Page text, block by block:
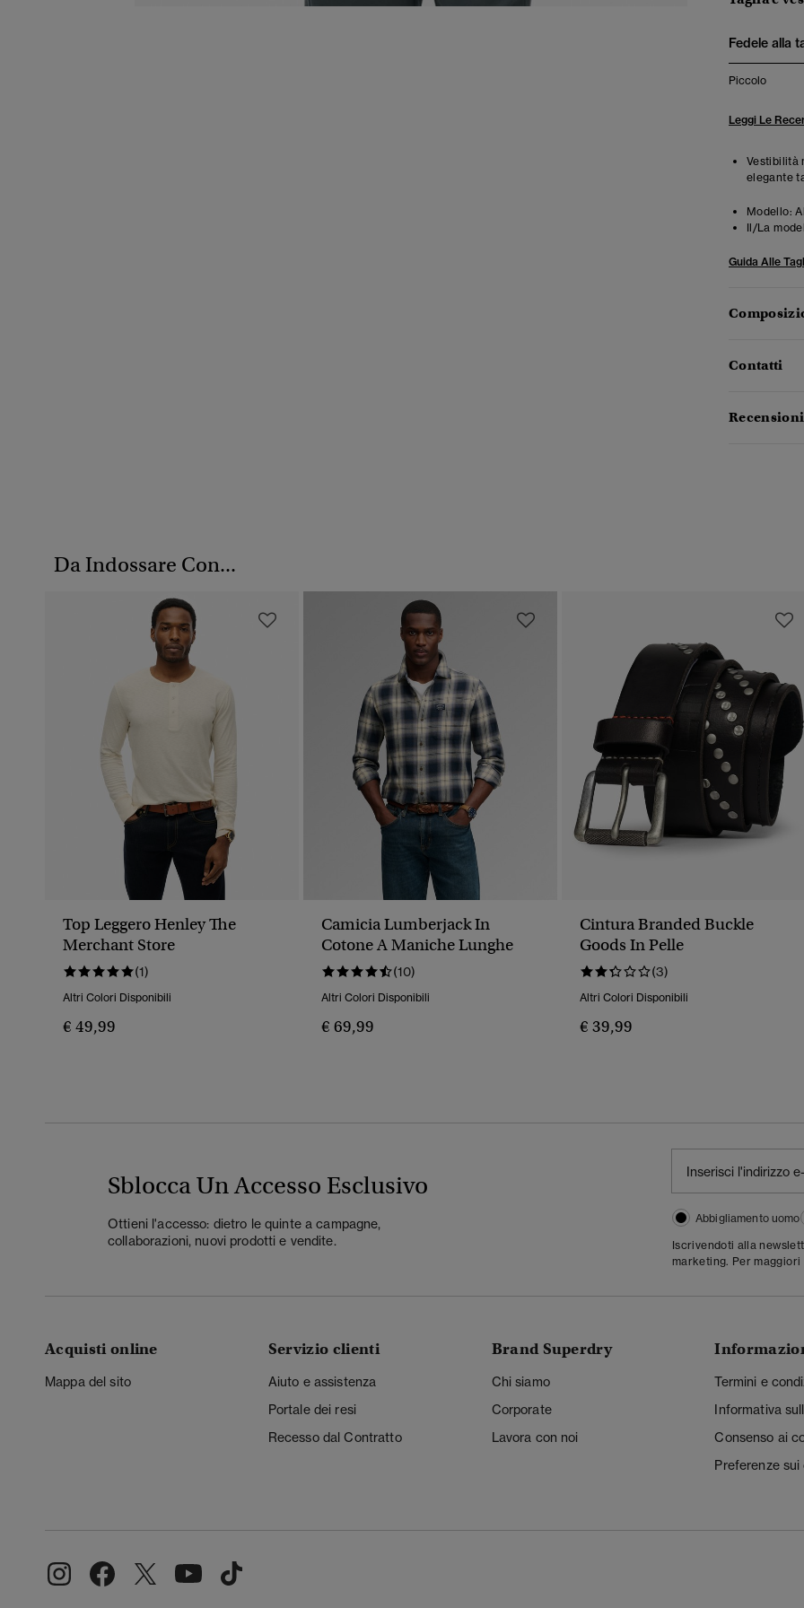
Fedele alla
Piccolo
Leggi Le
Vestibilità
elegante
Modello:
Il/La
Guida Alle
Contatti
Da Indossare Con...
Top Leggero Henley The
Merchant Store
(1)
Altri Colori Disponibili
€ 49,99
Camicia Lumberjack In
Cotone A Maniche Lunghe
(10)
Altri Colori Disponibili
€ 69,99
Cintura Branded Buckle
Goods In Pelle
(3)
Altri Colori Disponibili
€ 39,99
Sblocca Un Accesso Esclusivo
Ottieni l'accesso: dietro le quinte a campagne,
collaborazioni, nuovi prodotti e vendite.
Abbigliamento uomo
Iscrivendoti alla
marketing. Per
Acquisti online
Mappa del sito
Servizio clienti
Aiuto e assistenza
Portale dei resi
Recesso dal Contratto
Brand Superdry
Chi siamo
Corporate
Lavora con noi
Termini e
Informativa
Consenso ai
Preferenze